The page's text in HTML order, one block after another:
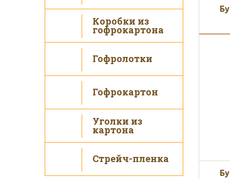
Коробки из
гофрокартона
Гофролотки
Гофрокартон
Уголки из
картона
Стрейч-пленка